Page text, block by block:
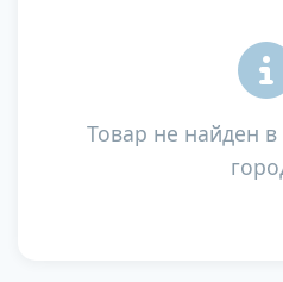
Товар не найден